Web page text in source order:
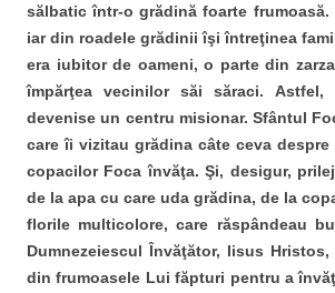
sălbatic într-o grădină foarte
iar din roadele grădinii îşi întreţinea
era iubitor de oameni, o parte din
împărţea vecinilor săi săraci.
devenise un centru misionar. Sfântul
care îi vizitau grădina câte ceva
copacilor Foca învăţa. Şi, desigur,
de la apa cu care uda grădina, de la
florile multicolore, care răspândeau
Dumnezeiescul Învăţător, Iisus
din frumoasele Lui făpturi pentru a